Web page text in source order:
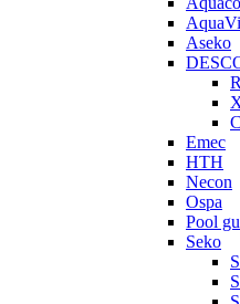
Aseko
Emec
HTH
Necon
Ospa
Pool
Seko